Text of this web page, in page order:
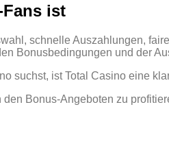
ist
schnelle Auszahlungen,
Bonusbedingungen und der
suchst, ist Total Casino eine
den Bonus‑Angeboten zu